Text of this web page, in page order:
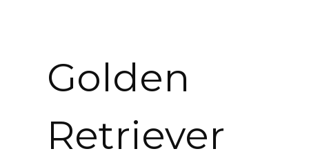
Golden
Retriever